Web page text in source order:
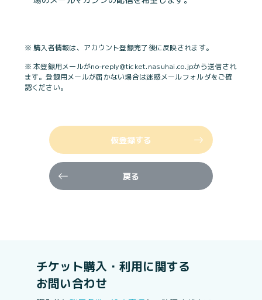
※ 購入者情報は、アカウント登録完了後に反映されます。
※ 本登録用メールがno-reply@ticket.nasuhai.co.jpから送信され
ます。登録用メールが届かない場合は迷惑メールフォルダをご確
認ください。
仮登録する
戻る
チケット購入・利用に関する
お問い合わせ